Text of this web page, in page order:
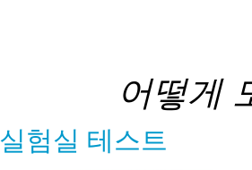
어떻게
실험실 테스트